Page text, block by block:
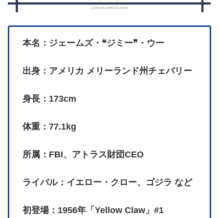
本名：ジェームズ・❝ジミー❞・ウー
出身：アメリカ メリーランド州チェバリー
身長：173cm
体重：77.1kg
所属：FBI、アトラス財団CEO
ライバル：イエロー・クロー、ゴジラ など
初登場：1956年「Yellow Claw」#1